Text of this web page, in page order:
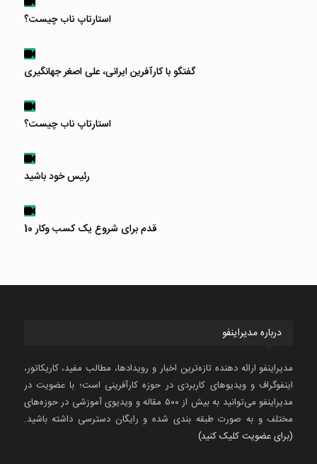
استارتاپ ناب چیست؟
گفتگو با کارآفرین ایرانی، علی اصغر جهانگیری
استارتاپ ناب چیست؟
رئیس خود باشید
10 قدم برای شروع یک کسب وکار
درباره مدیراینفو
مدیراینفو ارائه دهنده تازه‌ترین اخبار و رویدادها، مطالب مفید، کاریکاتور،
اینفوگراف و ویدیوهای کاربردی در حوزه کارآفرینی است؛ با عضویت در
مدیراینفو می‌توانید به بیش از ۵۰۰ مقاله و ویدیوی آموزشی در حوزه‌های
مختلف و به صورت طبقه بندی شده و رایگان دسترسی داشته باشید.
(برای عضویت کلیک کنید)